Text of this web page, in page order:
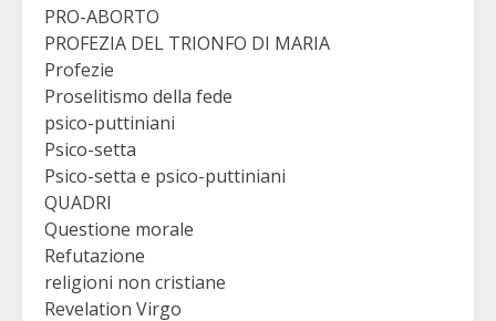
PRO-ABORTO
PROFEZIA DEL TRIONFO DI MARIA
Profezie
Proselitismo della fede
psico-puttiniani
Psico-setta
Psico-setta e psico-puttiniani
QUADRI
Questione morale
Refutazione
religioni non cristiane
Revelation Virgo